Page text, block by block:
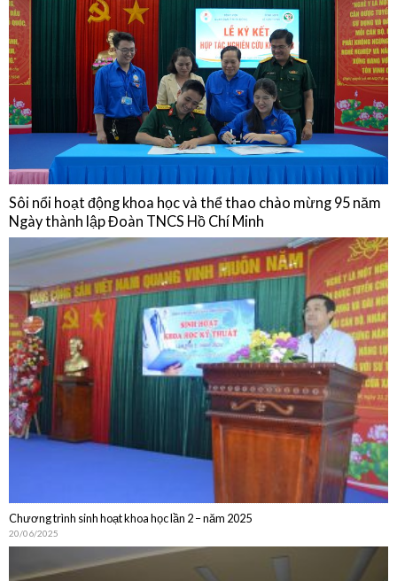
Sinh hoạt chuyên môn: Cập nhật chẩn đoán, điều trị, dự phòng bệnh
não mô cầu và Chia sẻ thực hành từ Phòng Tiêm chủng Bệnh viện Quân
Dân Y Miền Đông
15/01/2026
NGHIÊN CỨU KHOA HỌC
Sôi nổi hoạt động khoa học và thể thao chào mừng 95 năm
Ngày thành lập Đoàn TNCS Hồ Chí Minh